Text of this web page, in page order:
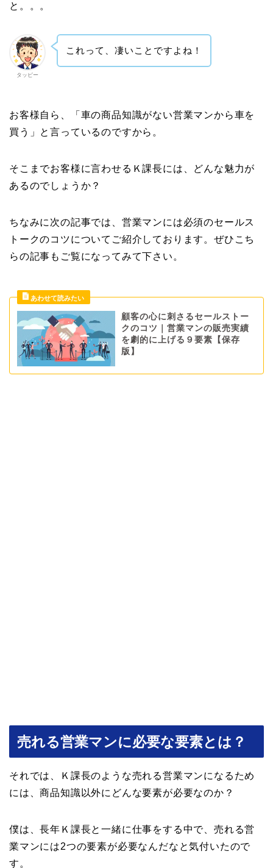
と。。。
タッピー
これって、凄いことですよね！
お客様自ら、「車の商品知識がない営業マンから車を
買う」と言っているのですから。
そこまでお客様に言わせるＫ課長には、どんな魅力が
あるのでしょうか？
ちなみに次の記事では、営業マンには必須のセールス
トークのコツについてご紹介しております。ぜひこち
らの記事もご覧になってみて下さい。
顧客の心に刺さるセールストー
クのコツ｜営業マンの販売実績
を劇的に上げる９要素【保存
版】
売れる営業マンに必要な要素とは？
それでは、Ｋ課長のような売れる営業マンになるため
には、商品知識以外にどんな要素が必要なのか？
僕は、長年Ｋ課長と一緒に仕事をする中で、売れる営
業マンには2つの要素が必要なんだなと気付いたので
す。